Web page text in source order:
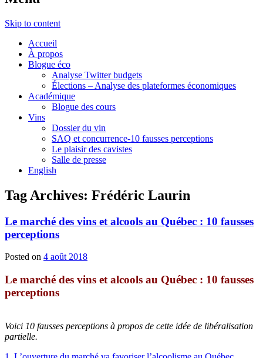
Skip to content
Accueil
À propos
Blogue éco
Analyse Twitter budgets
Élections – Analyse des plateformes économiques
Académique
Blogue des cours
Vins
Dossier du vin
SAQ et concurrence-10 fausses perceptions
Le plaisir des cavistes
Salle de presse
English
Tag Archives: Frédéric Laurin
Le marché des vins et alcools au Québec : 10 fausses
perceptions
Posted on 4 août 2018
Le marché des vins et alcools au Québec : 10 fausses
perceptions
Voici 10 fausses perceptions à propos de cette idée de libéralisation
partielle.